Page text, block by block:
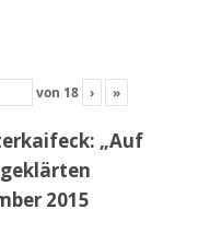
von 18 › »
„Auf
2015